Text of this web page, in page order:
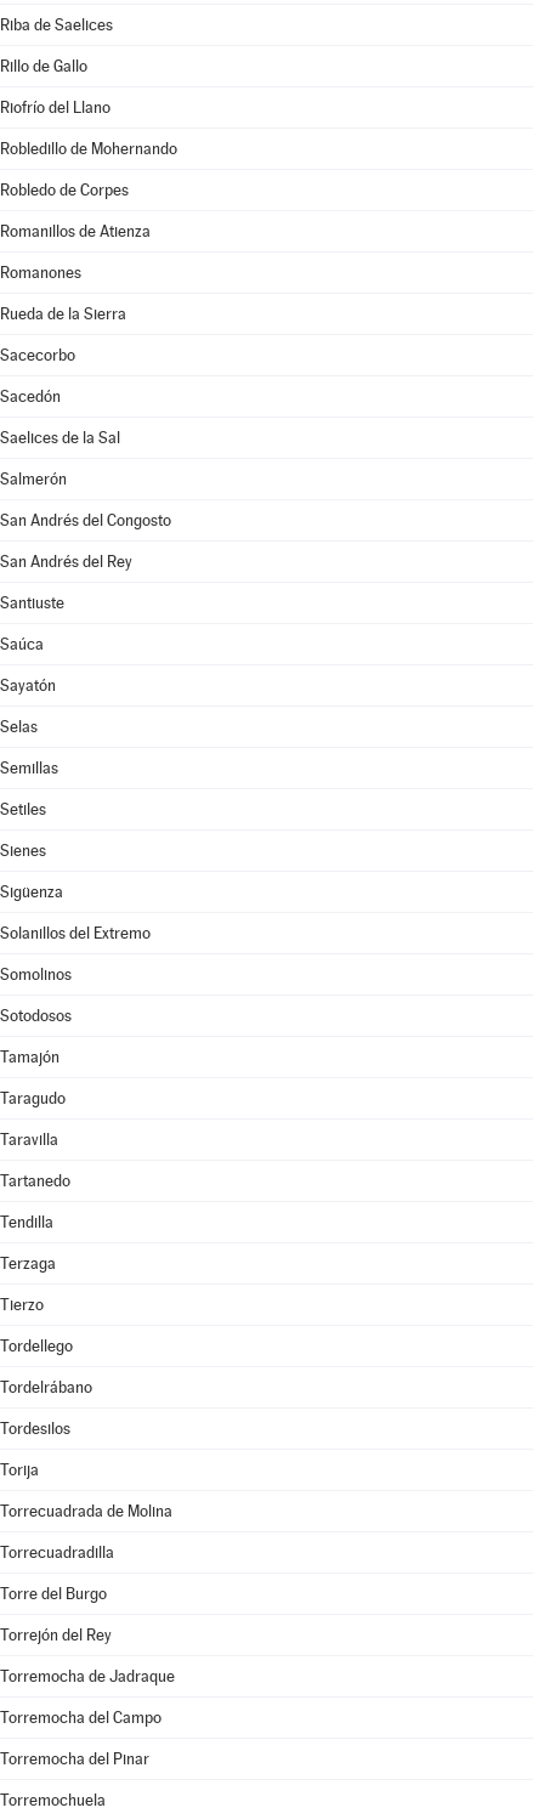
Riba de Saelices
Rillo de Gallo
Riofrío del Llano
Robledillo de Mohernando
Robledo de Corpes
Romanillos de Atienza
Romanones
Rueda de la Sierra
Sacecorbo
Sacedón
Saelices de la Sal
Salmerón
San Andrés del Congosto
San Andrés del Rey
Santiuste
Saúca
Sayatón
Selas
Semillas
Setiles
Sienes
Sigüenza
Solanillos del Extremo
Somolinos
Sotodosos
Tamajón
Taragudo
Taravilla
Tartanedo
Tendilla
Terzaga
Tierzo
Tordellego
Tordelrábano
Tordesilos
Torija
Torrecuadrada de Molina
Torrecuadradilla
Torre del Burgo
Torrejón del Rey
Torremocha de Jadraque
Torremocha del Campo
Torremocha del Pinar
Torremochuela